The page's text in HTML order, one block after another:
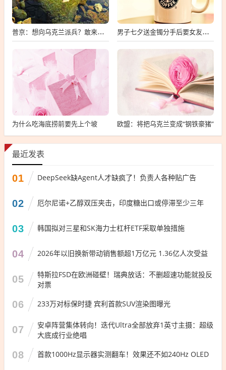
普京：想向乌克兰派兵？敢来就打，普京，敢派兵到乌克兰，将面临严厉反击 男子七夕送金镯分手后要女友还钱
为什么吃海底捞前要先上个坡 欧盟：将把乌克兰变成“钢铁豪猪”
最近发表
01 DeepSeek缺Agent人才缺疯了！负责人各种贴广告
02 厄尔尼诺+乙醇双压夹击，印度糖出口或停滞至少三年
03 韩国拟对三星和SK海力士杠杆ETF采取单独措施
04 2026年以旧换新带动销售额超1万亿元 1.36亿人次受益
05
特斯拉FSD在欧洲碰壁！瑞典放话：不删超速功能就投反
对票
06 233万对标保时捷 宾利首款SUV渲染图曝光
07
安卓阵营集体转向！迭代Ultra全部放弃1英寸主摄：超级
大底成行业绝唱
08 首款1000Hz显示器实测翻车！效果还不如240Hz OLED